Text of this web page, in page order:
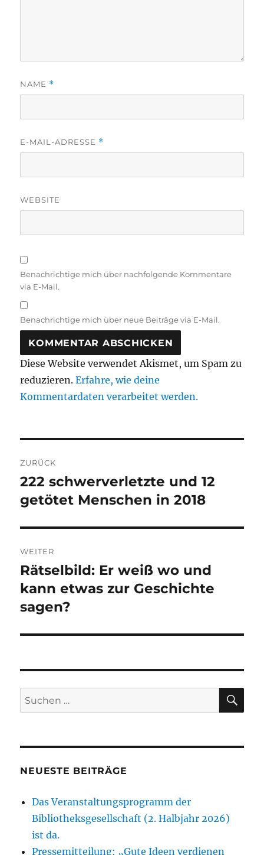
NAME *
E-MAIL-ADRESSE *
WEBSITE
Benachrichtige mich über nachfolgende Kommentare
via E-Mail.
Benachrichtige mich über neue Beiträge via E-Mail.
Diese Website verwendet Akismet, um Spam zu
reduzieren.Erfahre, wie deine
Kommentardaten verarbeitet werden.
ZURÜCK
Vorheriger
Beitrag:
222 schwerverletzte und 12
getötet Menschen in 2018
WEITER
Nächster
Beitrag:
Rätselbild: Er weiß wo und
kann etwas zur Geschichte
sagen?
Suchen
nach:
NEUESTE BEITRÄGE
Das Veranstaltungsprogramm der
Bibliotheksgesellschaft (2. Halbjahr 2026)
ist da.
Pressemitteilung: „Gute Ideen verdienen